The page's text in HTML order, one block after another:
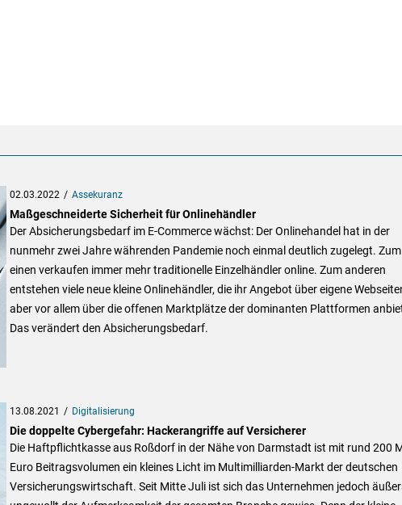
02.03.2022 Assekuranz
Maßgeschneiderte Sicherheit für Onlinehändler
Der Absicherungsbedarf im E-Commerce wächst: Der Onlinehandel hat in der
nunmehr zwei Jahre währenden Pandemie noch einmal deutlich zugelegt. Zum
einen verkaufen immer mehr traditionelle Einzelhändler online. Zum anderen
entstehen viele neue kleine Onlinehändler, die ihr Angebot über eigene
aber vor allem über die offenen Marktplätze der dominanten Plattformen
Das verändert den Absicherungsbedarf.
13.08.2021 Digitalisierung
Die doppelte Cybergefahr: Hackerangriffe auf Versicherer
Die Haftpflichtkasse aus Roßdorf in der Nähe von Darmstadt ist mit rund 200
Euro Beitragsvolumen ein kleines Licht im Multimilliarden-Markt der deutschen
Versicherungswirtschaft. Seit Mitte Juli ist sich das Unternehmen jedoch